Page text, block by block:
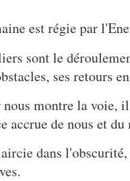
est régie par
sont le
ses retours
montre la voie,
accrue de nous et du
dans l'obscurité,